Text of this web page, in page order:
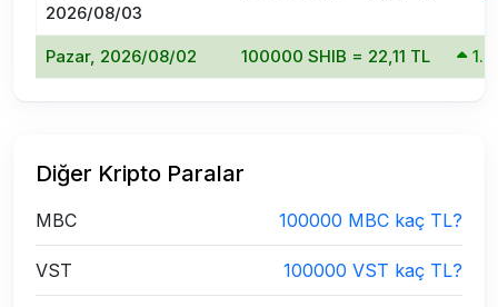
2026/08/03
Pazar, 2026/08/02 100000 SHIB = 22,11 TL
Diğer Kripto Paralar
MBC 100000 MBC kaç TL?
VST 100000 VST kaç TL?